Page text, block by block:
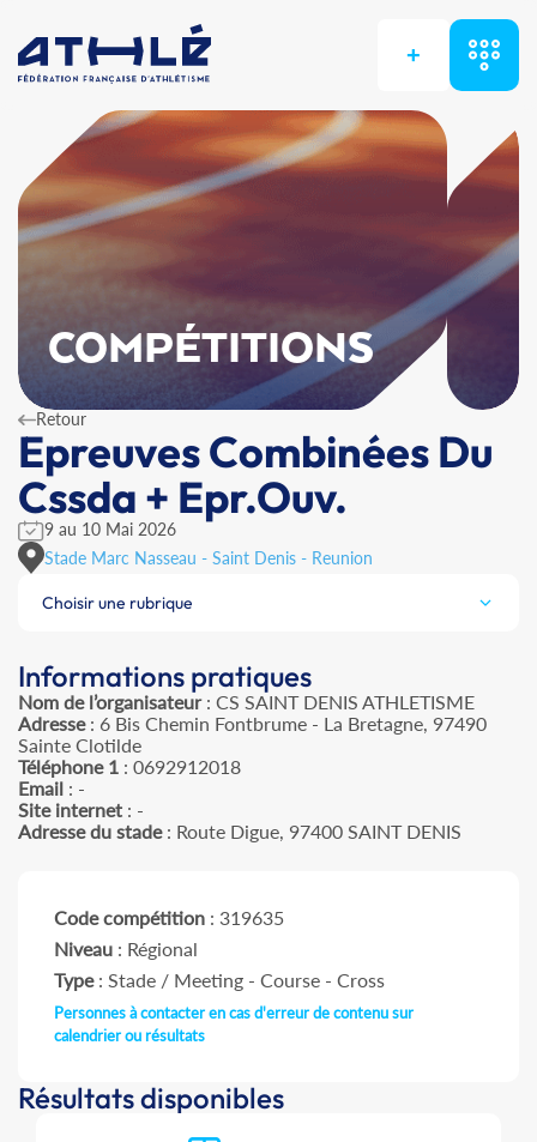
+
COMPÉTITIONS
Retour
Epreuves Combinées Du
Cssda + Epr.Ouv.
9 au 10 Mai 2026
Stade Marc Nasseau - Saint Denis - Reunion
Choisir une rubrique
Informations pratiques
Nom de l’organisateur: CS SAINT DENIS ATHLETISME
Adresse: 6 Bis Chemin Fontbrume - La Bretagne, 97490
Sainte Clotilde
Téléphone 1 : 0692912018
Email : -
Site internet : -
Adresse du stade: Route Digue, 97400 SAINT DENIS
Code compétition : 319635
Niveau : Régional
Type: Stade / Meeting - Course - Cross
Personnes à contacter en cas d'erreur de contenu sur
calendrier ou résultats
Résultats disponibles